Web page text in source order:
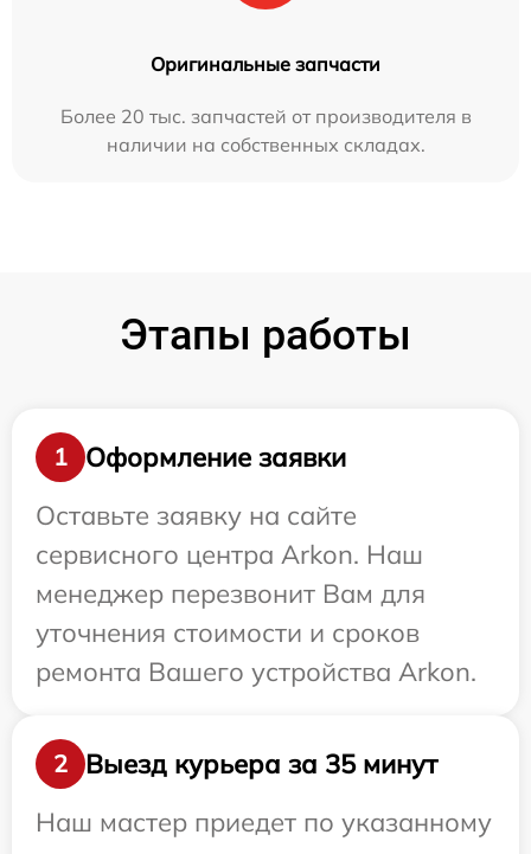
Оригинальные запчасти
Более 20 тыс. запчастей от производителя в
наличии на собственных складах.
Этапы работы
1
Оформление заявки
Оставьте заявку на сайте
сервисного центра Arkon. Наш
менеджер перезвонит Вам для
уточнения стоимости и сроков
ремонта Вашего устройства Arkon.
2
Выезд курьера за 35 минут
Наш мастер приедет по указанному